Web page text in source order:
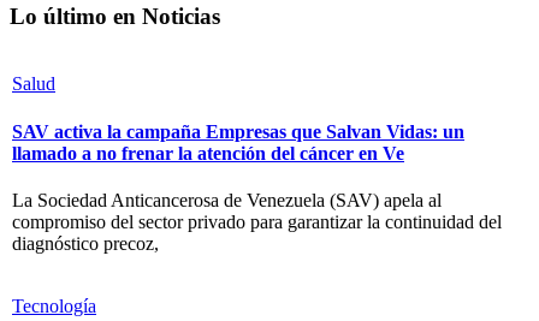
Lo último en Noticias
Salud
SAV activa la campaña Empresas que Salvan Vidas: un
llamado a no frenar la atención del cáncer en Ve
La Sociedad Anticancerosa de Venezuela (SAV) apela al
compromiso del sector privado para garantizar la continuidad del
diagnóstico precoz,
Tecnología